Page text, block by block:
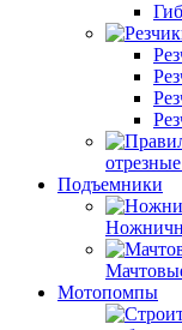
Подъемники
Мотопомпы